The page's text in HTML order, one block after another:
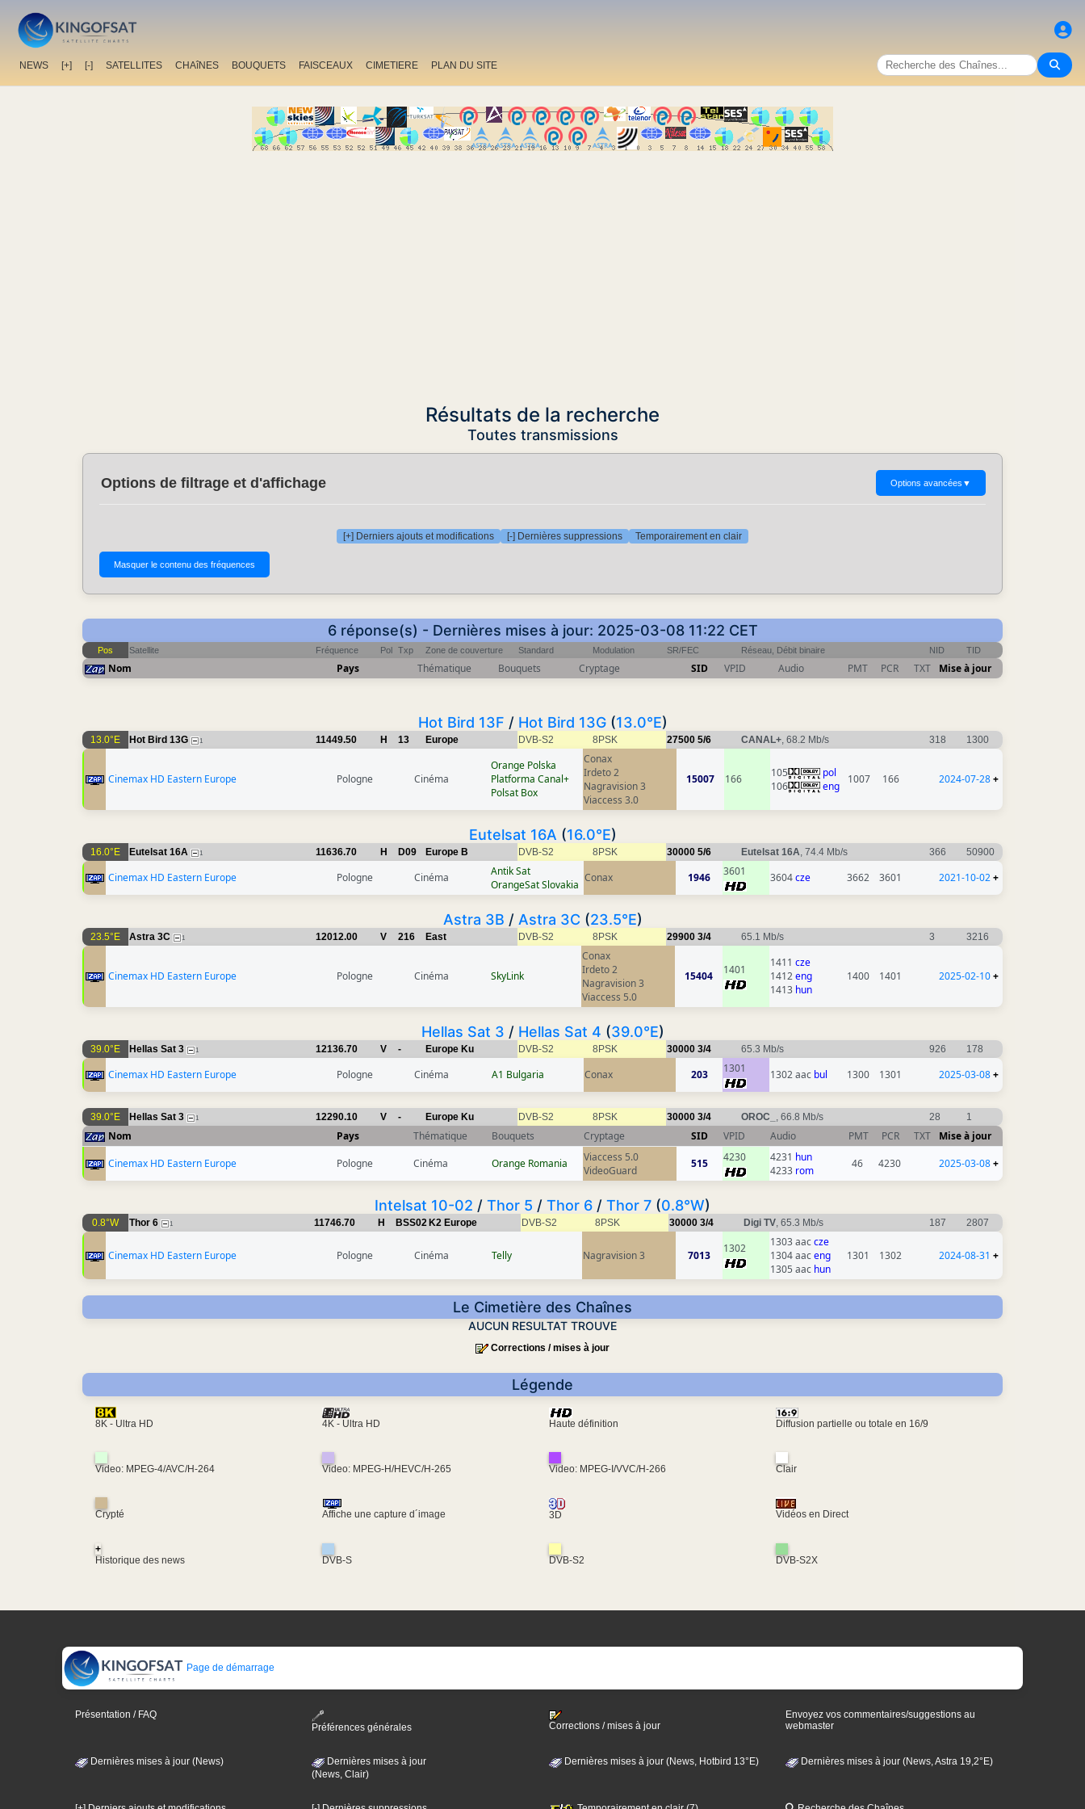
NEWS [+] [-] SATELLITES CHAîNES BOUQUETS FAISCEAUX CIMETIERE PLAN DU SITE
Résultats de la recherche
Toutes transmissions
Options de filtrage et d'affichage Options avancées ▼
[+] Derniers ajouts et modifications [-] Dernières suppressions Temporairement en clair
6 réponse(s) - Dernières mises à jour: 2025-03-08 11:22 CET
Pos Satellite Fréquence Pol Txp Zone de couverture Standard Modulation SR/FEC Réseau, Débit binaire NID TID
Nom Pays Thématique Bouquets Cryptage SID VPID Audio PMT PCR TXT Mise à jour
Hot Bird 13F / Hot Bird 13G(13.0°E)
13.0°E Hot Bird 13G 1 11449.50 H 13 Europe DVB-S2 8PSK 27500 5/6 CANAL+, 68.2 Mb/s 318 1300
Cinemax HD Eastern Europe Pologne Cinéma
Orange Polska
Platforma Canal+
Polsat Box
Conax
Irdeto 2
Nagravision 3
Viaccess 3.0
15007 166 105
pol
106
eng
1007 166 2024-07-28+
Eutelsat 16A (16.0°E)
16.0°E Eutelsat 16A 1 11636.70 H D09 Europe B DVB-S2 8PSK 30000 5/6 Eutelsat 16A, 74.4 Mb/s 366 50900
Cinemax HD Eastern Europe Pologne Cinéma
Antik Sat
OrangeSat Slovakia
Conax 1946 3601 3604cze 3662 3601 2021-10-02+
Astra 3B / Astra 3C (23.5°E)
23.5°E Astra 3C 1 12012.00 V 216 East DVB-S2 8PSK 29900 3/4 65.1 Mb/s 3 3216
Cinemax HD Eastern Europe Pologne Cinéma SkyLink
Conax
Irdeto 2
Nagravision 3
Viaccess 5.0
15404 1401
1411 cze
1412eng
1413 hun
1400 1401 2025-02-10+
Hellas Sat 3 / Hellas Sat 4 (39.0°E)
39.0°E Hellas Sat 3 1 12136.70 V - Europe Ku DVB-S2 8PSK 30000 3/4 65.3 Mb/s 926 178
Cinemax HD Eastern Europe Pologne Cinéma A1 Bulgaria Conax 203 1301 1302 aac bul 1300 1301 2025-03-08+
39.0°E Hellas Sat 3 1 12290.10 V - Europe Ku DVB-S2 8PSK 30000 3/4 OROC_ , 66.8 Mb/s 28 1
Nom Pays Thématique Bouquets Cryptage SID VPID Audio PMT PCR TXT
Mise à jour
Cinemax HD Eastern Europe
Pologne Cinéma Orange Romania
Viaccess 5.0
VideoGuard
515 4230 4231 hun
4233 rom
46 4230 2025-03-08+
Intelsat 10-02 / Thor 5 / Thor 6 / Thor 7 (0.8°W)
0.8°W Thor 6 1 11746.70 H BSS02 K2 Europe DVB-S2 8PSK 30000 3/4 Digi TV, 65.3 Mb/s 187 2807
Cinemax HD Eastern Europe Pologne Cinéma Telly Nagravision 3 7013
1302 1303 aaccze
1304 aaceng
1305 aac hun
1301 1302 2024-08-31 +
Le Cimetière des Chaînes
AUCUN RESULTAT TROUVE
Corrections / mises à jour
Légende
8K - Ultra HD 4K - Ultra HD Haute définition Diffusion partielle ou totale en 16/9
Video: MPEG-4/AVC/H-264 Video: MPEG-H/HEVC/H-265 Video: MPEG-I/VVC/H-266 Clair
Crypté Affiche une capture d´image 3D Vidéos en Direct
+
Historique des news
DVB-S DVB-S2 DVB-S2X
Page de démarrage
Présentation / FAQ
Préférences générales
Corrections / mises à jour
Envoyez vos commentaires/suggestions au
webmaster
Dernières mises à jour (News)
Dernières mises à jour
(News, Clair)
Dernières mises à jour (News, Hotbird 13°E) Dernières mises à jour (News, Astra 19,2°E)